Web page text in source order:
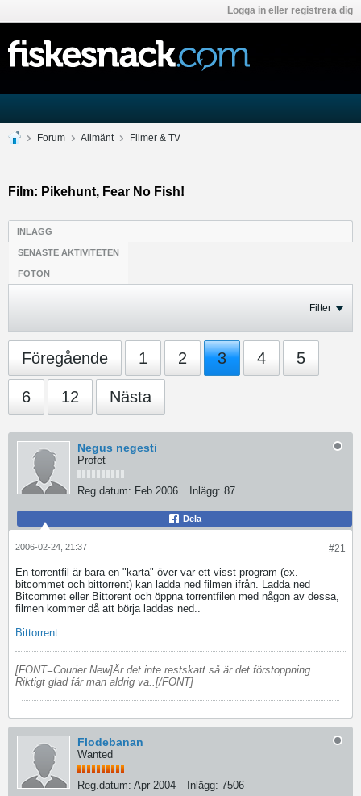
Logga in eller registrera dig
Forum Allmänt Filmer & TV
Film: Pikehunt, Fear No Fish!
INLÄGG
SENASTE AKTIVITETEN
FOTON
Filter
Föregående 1 2 3 4 5
6 12 Nästa
Negus negesti
Profet
Reg.datum: Feb 2006 Inlägg: 87
Dela
#21
2006-02-24, 21:37
En torrentfil är bara en "karta" över var ett visst program (ex.
bitcommet och bittorrent) kan ladda ned filmen ifrån. Ladda ned
Bitcommet eller Bittorent och öppna torrentfilen med någon av dessa,
filmen kommer då att börja laddas ned..
Bittorrent
[FONT=Courier New]Är det inte restskatt så är det förstoppning..
Riktigt glad får man aldrig va..[/FONT]
Flodebanan
Wanted
Reg.datum: Apr 2004 Inlägg: 7506